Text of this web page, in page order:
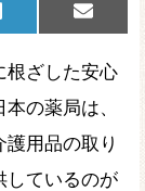
Share
on
LinkedIn
Share
on
Email
根ざした安心
の薬局は、
用品の取り
しているのが